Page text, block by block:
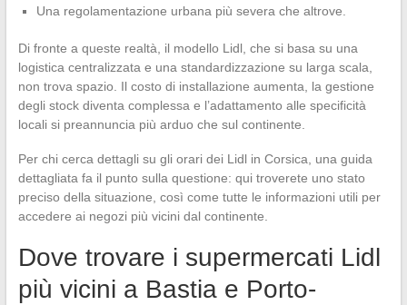
Una regolamentazione urbana più severa che altrove.
Di fronte a queste realtà, il modello Lidl, che si basa su una
logistica centralizzata e una standardizzazione su larga scala,
non trova spazio. Il costo di installazione aumenta, la gestione
degli stock diventa complessa e l’adattamento alle specificità
locali si preannuncia più arduo che sul continente.
Per chi cerca dettagli su gli orari dei Lidl in Corsica, una guida
dettagliata fa il punto sulla questione: qui troverete uno stato
preciso della situazione, così come tutte le informazioni utili per
accedere ai negozi più vicini dal continente.
Dove trovare i supermercati Lidl
più vicini a Bastia e Porto-